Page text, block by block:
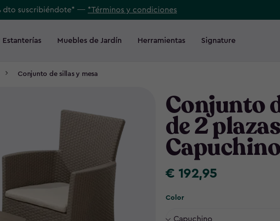
dto suscribiéndote* ---- *Términos y condiciones
Muebles de Jardín Herramientas Signature
Conjunto de sillas y mesa
Conjunto
de 2
€
€ 192,95
Color